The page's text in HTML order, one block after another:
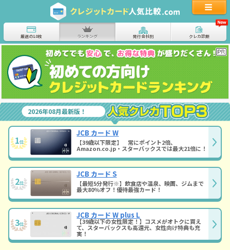
厳選の10枚 ランキング 発行会社別 クレカ診断
2026年08月最新版！
1位
JCB カード W
【39歳以下限定】 常にポイント2倍、
Amazon.co.jp・スターバックスでは最大21倍に！
2位
JCB カード S
【最短5分発行※】飲食店や温泉、映画、ジムまで
最大80％オフ！優待最強カード！
3位
JCB カード W plus L
【39歳以下の女性限定！】コスメがオトクに買え
て、スターバックスも高還元、女性向け特典も充
実！